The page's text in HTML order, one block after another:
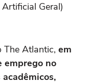
Geral)
The Atlantic, em
emprego no